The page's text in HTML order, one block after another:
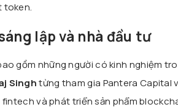
token.
lập và nhà đầu tư
gồm những người có kinh nghiệm
Singhtừng tham gia Pantera Capital
và phát triển sản phẩm